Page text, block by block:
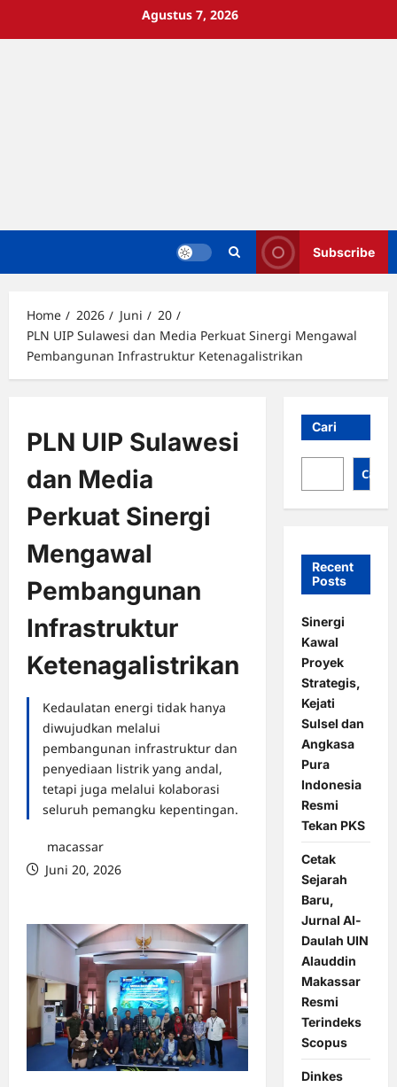
Agustus 7, 2026
Subscribe
Home 2026 Juni
20
PLN UIP Sulawesi dan Media Perkuat Sinergi Mengawal
Pembangunan Infrastruktur Ketenagalistrikan
PLN UIP Sulawesi
dan Media
Perkuat Sinergi
Mengawal
Pembangunan
Infrastruktur
Ketenagalistrikan
Kedaulatan energi tidak hanya
diwujudkan melalui
pembangunan infrastruktur dan
penyediaan listrik yang andal,
tetapi juga melalui kolaborasi
seluruh pemangku kepentingan.
macassar
Juni 20, 2026
Cari
Cari
Recent
Posts
Sinergi
Kawal
Proyek
Strategis,
Kejati
Sulsel dan
Angkasa
Pura
Indonesia
Resmi
Tekan PKS
Cetak
Sejarah
Baru,
Jurnal Al-
Daulah UIN
Alauddin
Makassar
Resmi
Terindeks
Scopus
Dinkes